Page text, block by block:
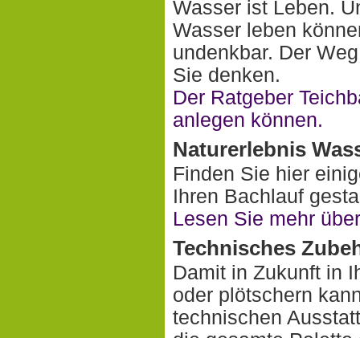
Wasser ist Leben.
Wasser leben
undenkbar. Der
Sie denken.
Der Ratgeber
anlegen können.
Naturerlebnis
Finden Sie hier
Ihren Bachlauf
Lesen Sie mehr
Technisches
Damit in Zukunft in
oder plötschern
technischen